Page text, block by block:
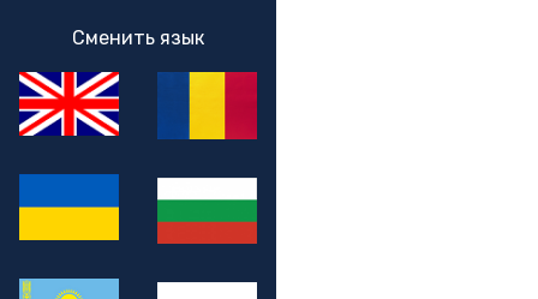
Сменить язык